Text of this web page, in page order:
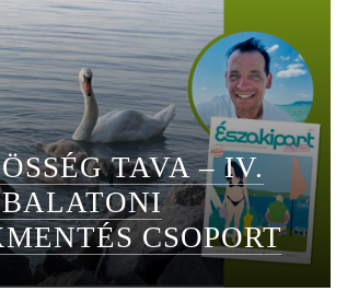
TAVA – IV.
CSOPORT